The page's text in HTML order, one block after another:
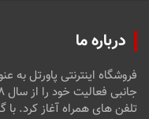
درباره ما
فروشگاه اینترنتی پاورتل
تلفن های همراه آغاز کرد.